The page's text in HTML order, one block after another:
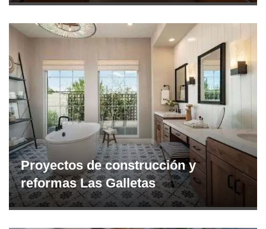
Proyectos de construcción y
reformas Las Galletas